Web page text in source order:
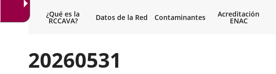
¿Qué es la
RCCAVA? Datos de la Red Contaminantes Acreditación
ENAC
20260531